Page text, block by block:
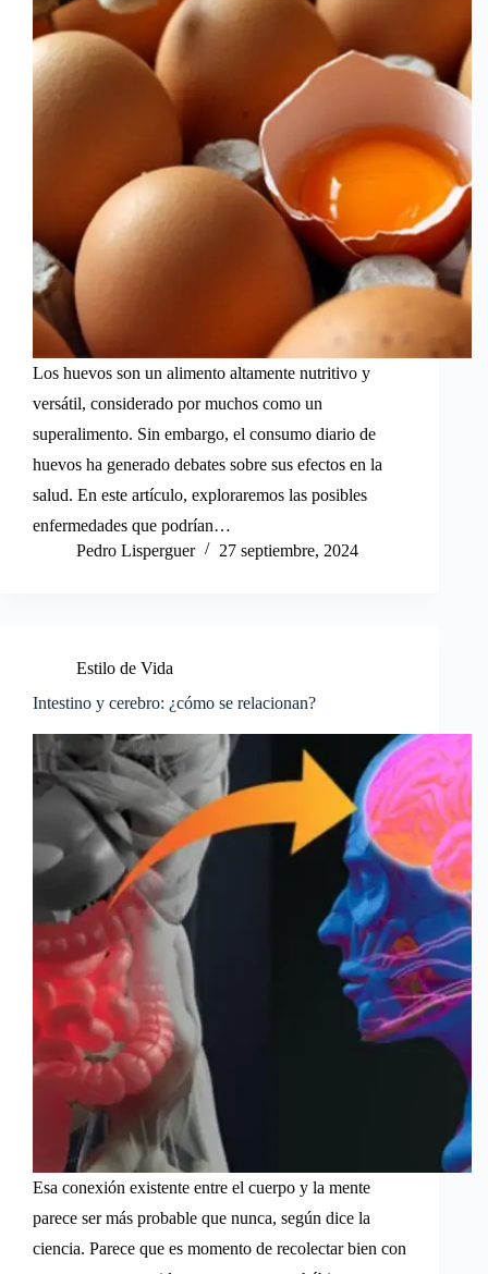
Los huevos son un alimento altamente nutritivo y
versátil, considerado por muchos como un
superalimento. Sin embargo, el consumo diario de
huevos ha generado debates sobre sus efectos en la
salud. En este artículo, exploraremos las posibles
enfermedades que podrían…
Pedro Lisperguer
27 septiembre, 2024
Estilo de Vida
Intestino y cerebro: ¿cómo se relacionan?
Esa conexión existente entre el cuerpo y la mente
parece ser más probable que nunca, según dice la
ciencia. Parece que es momento de recolectar bien con